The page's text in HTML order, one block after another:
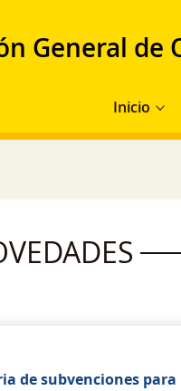
General de
Inicio
de subvenciones